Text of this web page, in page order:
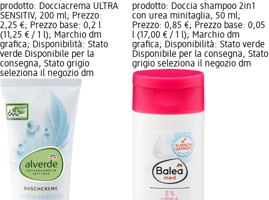
prodotto: Docciacrema ULTRA
SENSITIV, 200 ml; Prezzo:
2,25 €; Prezzo base: 0,2 l
(11,25 € / 1 l); Marchio dm
grafica; Disponibilità: Stato
verde Disponibile per la
consegna, Stato grigio
seleziona il negozio dm
prodotto: Doccia shampoo 2in1
con urea minitaglia, 50 ml;
Prezzo: 0,85 €; Prezzo base: 0,05
l (17,00 € / 1 l); Marchio dm
grafica; Disponibilità: Stato verde
Disponibile per la consegna, Stato
grigio seleziona il negozio dm